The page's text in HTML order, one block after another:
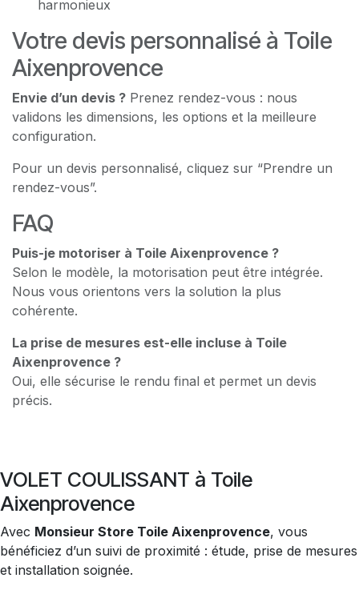
harmonieux
Votre devis personnalisé à Toile
Aixenprovence
Envie d’un devis ? Prenez rendez-vous : nous
validons les dimensions, les options et la meilleure
configuration.
Pour un devis personnalisé, cliquez sur “Prendre un
rendez-vous”.
FAQ
Puis-je motoriser à Toile Aixenprovence ?
Selon le modèle, la motorisation peut être intégrée.
Nous vous orientons vers la solution la plus
cohérente.
La prise de mesures est-elle incluse à Toile
Aixenprovence ?
Oui, elle sécurise le rendu final et permet un devis
précis.
VOLET COULISSANT à Toile
Aixenprovence
Avec Monsieur Store Toile Aixenprovence, vous
bénéficiez d’un suivi de proximité : étude, prise de mesures
et installation soignée.